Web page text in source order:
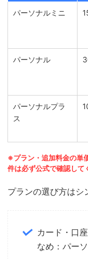
パーソナルミニ
パーソナル
パーソナルプラ
ス
※プラン・追加料金の単
件は必ず公式で確認して
プランの選び方はシ
カード・口
なめ：パー